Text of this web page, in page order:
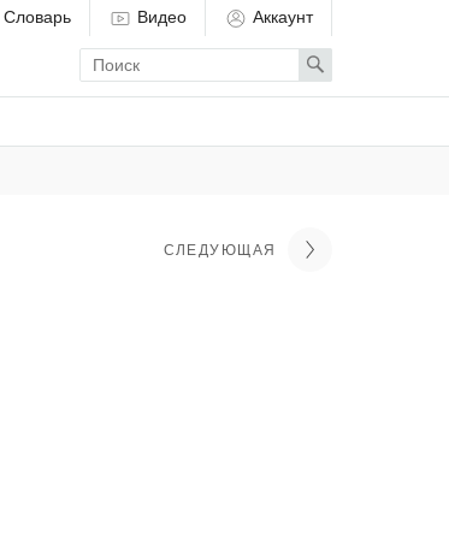
Словарь Видео Аккаунт
Enter
search
term
Search
СЛЕДУЮЩАЯ